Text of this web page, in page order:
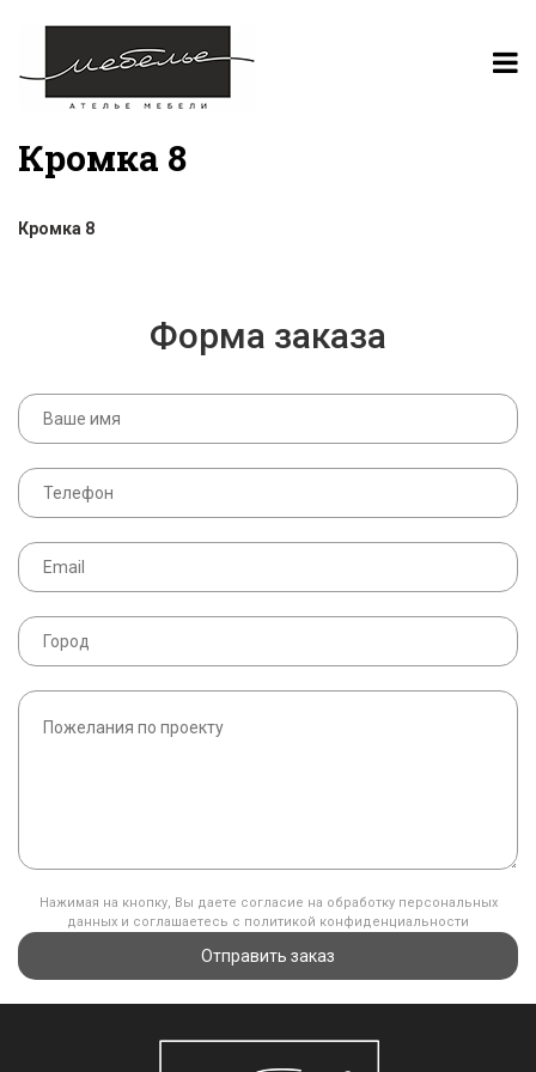
Кромка 8
Кромка 8
Форма заказа
Нажимая на кнопку, Вы даете согласие на обработку персональных
данных и соглашаетесь с политикой конфиденциальности
Отправить заказ